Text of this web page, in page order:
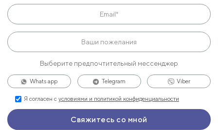
Выберите предпочтительный мессенджер
Whats app Telegram Viber
Я согласен с условиями и политикой конфиденциальности